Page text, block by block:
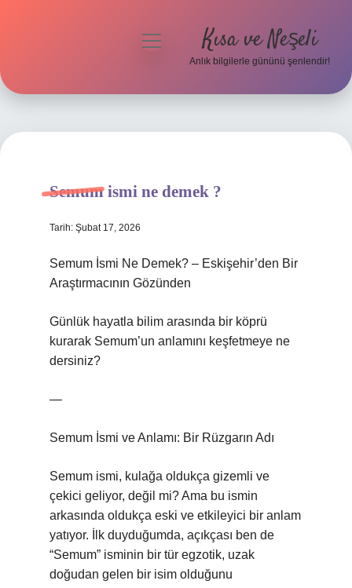
Hakkımızda
menüyü
Kısa ve Neşeli
Anlık bilgilerle gününü şenlendir!
Semum ismi ne demek ?
Tarih: Şubat 17, 2026
Semum İsmi Ne Demek? – Eskişehir’den Bir
Araştırmacının Gözünden
Günlük hayatla bilim arasında bir köprü
kurarak Semum’un anlamını keşfetmeye ne
dersiniz?
—
Semum İsmi ve Anlamı: Bir Rüzgarın Adı
Semum ismi, kulağa oldukça gizemli ve
çekici geliyor, değil mi? Ama bu ismin
arkasında oldukça eski ve etkileyici bir anlam
yatıyor. İlk duyduğumda, açıkçası ben de
“Semum” isminin bir tür egzotik, uzak
doğudan gelen bir isim olduğunu